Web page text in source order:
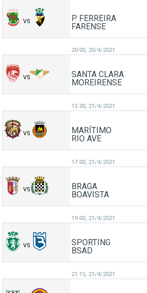
VS P. FERREIRA
FARENSE
20:00, 20/4/2021
VS SANTA CLARA
MOREIRENSE
15:30, 21/4/2021
VS MARÍTIMO
RIO AVE
17:00, 21/4/2021
VS BRAGA
BOAVISTA
19:00, 21/4/2021
VS SPORTING
BSAD
21:15, 21/4/2021